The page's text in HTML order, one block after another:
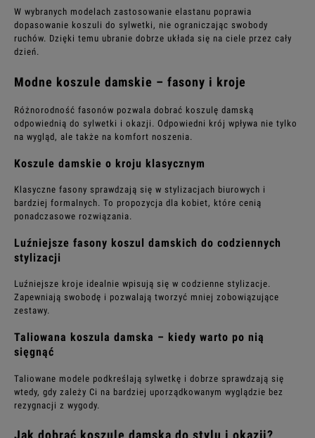
W wybranych modelach zastosowanie elastanu poprawia
dopasowanie koszuli do sylwetki, nie ograniczając swobody
ruchów. Dzięki temu ubranie dobrze układa się na ciele przez cały
dzień.
Modne koszule damskie – fasony i kroje
Różnorodność fasonów pozwala dobrać koszulę damską
odpowiednią do sylwetki i okazji. Odpowiedni krój wpływa nie tylko
na wygląd, ale także na komfort noszenia.
Koszule damskie o kroju klasycznym
Klasyczne fasony sprawdzają się w stylizacjach biurowych i
bardziej formalnych. To propozycja dla kobiet, które cenią
ponadczasowe rozwiązania.
Luźniejsze fasony koszul damskich do codziennych
stylizacji
Luźniejsze kroje idealnie wpisują się w codzienne stylizacje.
Zapewniają swobodę i pozwalają tworzyć mniej zobowiązujące
zestawy.
Taliowana koszula damska – kiedy warto po nią
sięgnąć
Taliowane modele podkreślają sylwetkę i dobrze sprawdzają się
wtedy, gdy zależy Ci na bardziej uporządkowanym wyglądzie bez
rezygnacji z wygody.
Jak dobrać koszulę damską do stylu i okazji?